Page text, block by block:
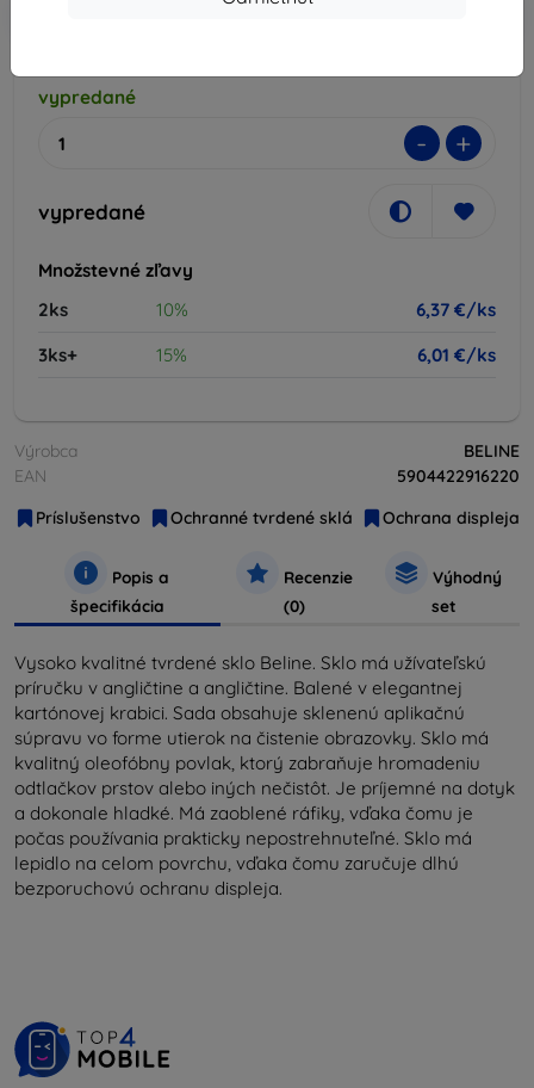
Zľava s kupónom EXTRA10
vypredané
- +
vypredané
Množstevné zľavy
2ks
10%
6,37 €/ks
3ks+
15% 6,01 €/ks
Výrobca
BELINE
EAN
5904422916220
Príslušenstvo
Ochranné tvrdené sklá Ochrana displeja
Popis a
špecifikácia
Recenzie
(0)
Výhodný
set
Vysoko kvalitné tvrdené sklo Beline. Sklo má užívateľskú
príručku v angličtine a angličtine. Balené v elegantnej
kartónovej krabici. Sada obsahuje sklenenú aplikačnú
súpravu vo forme utierok na čistenie obrazovky. Sklo má
kvalitný oleofóbny povlak, ktorý zabraňuje hromadeniu
odtlačkov prstov alebo iných nečistôt. Je príjemné na dotyk
a dokonale hladké. Má zaoblené ráfiky, vďaka čomu je
počas používania prakticky nepostrehnuteľné. Sklo má
lepidlo na celom povrchu, vďaka čomu zaručuje dlhú
bezporuchovú ochranu displeja.